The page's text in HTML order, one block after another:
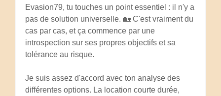
Evasion79, tu touches un point essentiel : il n'y a
pas de solution universelle. 🏡 C'est vraiment du
cas par cas, et ça commence par une
introspection sur ses propres objectifs et sa
tolérance au risque.
Je suis assez d'accord avec ton analyse des
différentes options. La location courte durée,